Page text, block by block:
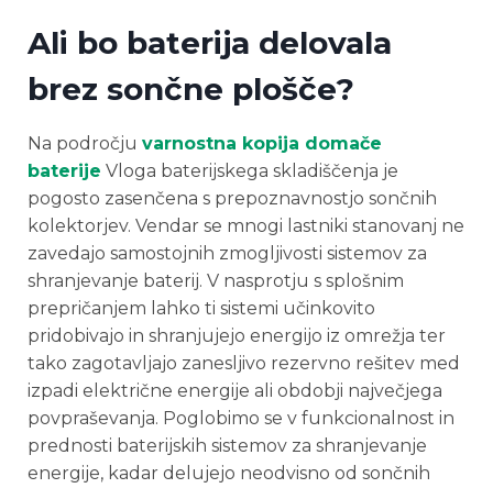
Ali bo baterija delovala
brez sončne plošče?
Na področju varnostna kopija domače
baterije Vloga baterijskega skladiščenja je
pogosto zasenčena s prepoznavnostjo sončnih
kolektorjev. Vendar se mnogi lastniki stanovanj ne
zavedajo samostojnih zmogljivosti sistemov za
shranjevanje baterij. V nasprotju s splošnim
prepričanjem lahko ti sistemi učinkovito
pridobivajo in shranjujejo energijo iz omrežja ter
tako zagotavljajo zanesljivo rezervno rešitev med
izpadi električne energije ali obdobji največjega
povpraševanja. Poglobimo se v funkcionalnost in
prednosti baterijskih sistemov za shranjevanje
energije, kadar delujejo neodvisno od sončnih